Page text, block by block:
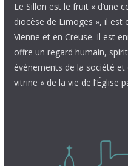
Le Sillon est le fruit « d’une
diocèse de Limoges », il est
Vienne et en Creuse. Il est
offre un regard humain,
évènements de la société et
vitrine » de la vie de l’Église